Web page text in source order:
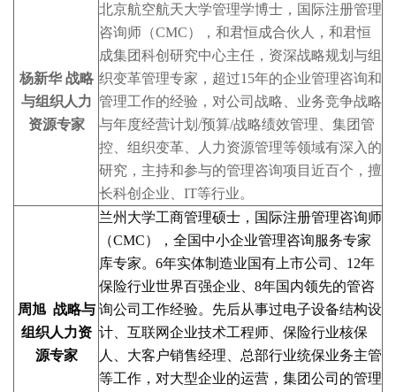
杨新华 战略
与组织人力
资源专家
北京航空航天大学管理学博士，国际注册管理
咨询师（CMC），和君恒成合伙人，和君恒
成集团科创研究中心主任，资深战略规划与组
织变革管理专家，超过15年的企业管理咨询和
管理工作的经验，对公司战略、业务竞争战略
与年度经营计划/预算/战略绩效管理、集团管
控、组织变革、人力资源管理等领域有深入的
研究，主持和参与的管理咨询项目近百个，擅
长科创企业、IT等行业。
周旭 战略与
组织人力资
源专家
兰州大学工商管理硕士，国际注册管理咨询师
（CMC），全国中小企业管理咨询服务专家
库专家。6年实体制造业国有上市公司、12年
保险行业世界百强企业、8年国内领先的管咨
询公司工作经验。先后从事过电子设备结构设
计、互联网企业技术工程师、保险行业核保
人、大客户销售经理、总部行业统保业务主管
等工作，对大型企业的运营，集团公司的管理